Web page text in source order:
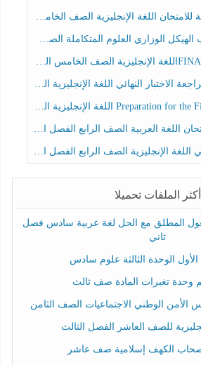
اللغة الإنجليزية الصف الخامس الفصل الثالث
العلوم المتكاملة الصف الخامس عام الفصل الثالث
النهائي اللغة الإنجليزية الصف الرابع الفصل الثالث
اللغة العربية الصف الرابع الفصل الثالث
الإنجليزية الصف الرابع الفصل الثالث
أكثر الملفات تحميلا
المطلق مع الحل لغة عربية سادس فصل
ثاني
الوحدة الثالثة علوم سادس
وحدة تغيرات المادة صف ثالث
الأمن الوطني الاجتماعيات الصف الثامن
للصف العاشر الفصل الثالث
الكهف إسلامية صف عاشر